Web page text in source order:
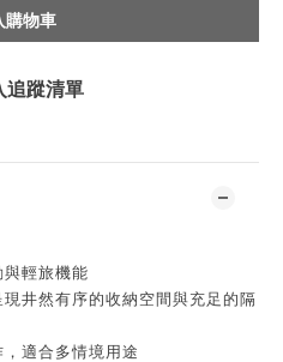
購物車
追蹤清單
與輕旅機能
井然有序的收納空間與充足的隔
適合多情境用途